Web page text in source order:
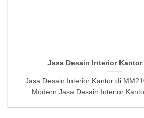
Jasa Desain Interior Kantor
Jasa Desain Interior Kantor di
Modern Jasa Desain Interior